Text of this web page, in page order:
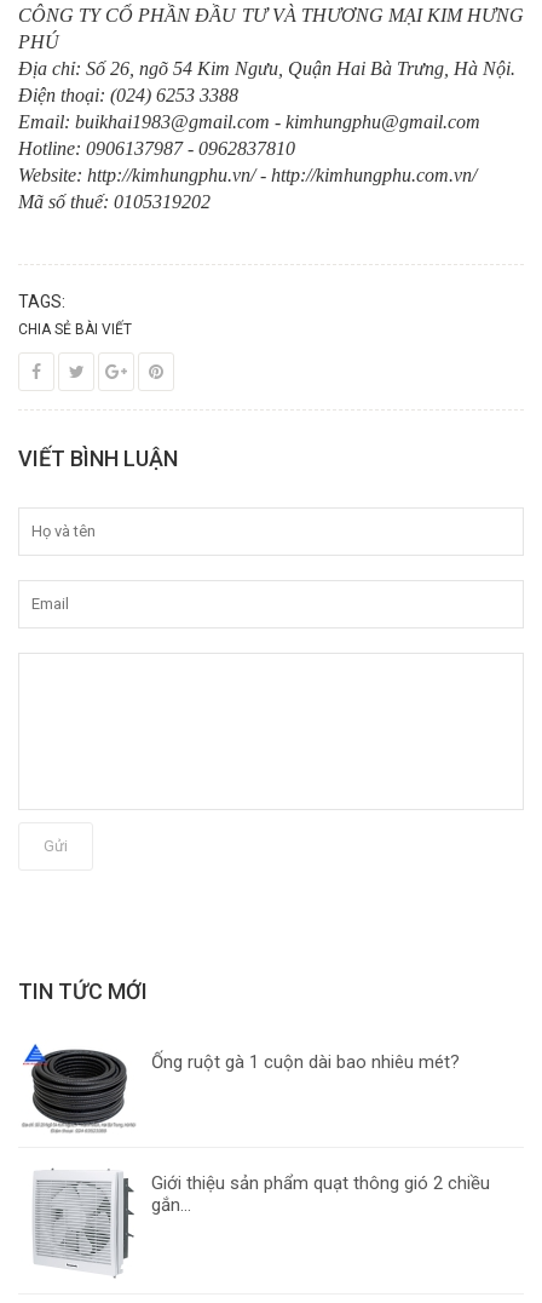
CÔNG TY CỔ PHẦN ĐẦU TƯ VÀ THƯƠNG MẠI KIM HƯNG
PHÚ
Địa chỉ: Số 26, ngõ 54 Kim Ngưu, Quận Hai Bà Trưng, Hà Nội.
Điện thoại: (024) 6253 3388
Email: buikhai1983@gmail.com - kimhungphu@gmail.com
Hotline: 0906137987 - 0962837810
Website: http://kimhungphu.vn/ - http://kimhungphu.com.vn/
Mã số thuế: 0105319202
TAGS:
CHIA SẺ BÀI VIẾT
VIẾT BÌNH LUẬN
Gửi
TIN TỨC MỚI
Ống ruột gà 1 cuộn dài bao nhiêu mét?
Giới thiệu sản phẩm quạt thông gió 2 chiều
gắn...